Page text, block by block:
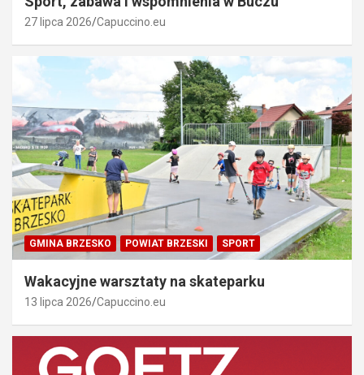
27 lipca 2026 Capuccino.eu
GMINA BRZESKO POWIAT BRZESKI SPORT
Wakacyjne warsztaty na skateparku
13 lipca 2026 Capuccino.eu